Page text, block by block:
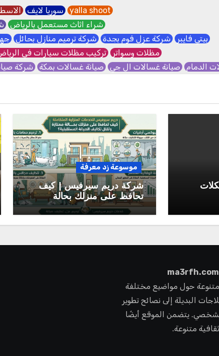
yalla shoot سوريا لايف
شراء اثاث مستعمل بالرياض
بيتي فايبر شركة عزل فوم بجدة شركة ترميم منازل بحائل
مظلات وسواتر تركيب مظلات سيارات في
الدمام صيانة غسالات ال جي صيانة غسالات بمكة شركة
موسوعة زد معرفة
شركة دريم سيرفيس | كيف
تحافظ على منزلك بحالة
ممتازة وتقلل تكاليف الصيانة
المستقبلية؟
متنوعة حول مواضيع مختلفة
البديلة إلى نصائح تطوير
الشخصي. يتضمن الموقع أيضًا
متنوعة.